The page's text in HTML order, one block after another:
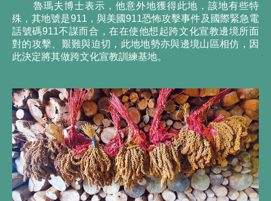
魯瑪夫博士表示，他意外地獲得此地，該地有些特
殊，其地號是911，與美國911恐怖攻擊事件及國際緊急電
話號碼911不謀而合，在在使他想起跨文化宣教邊境所面
對的攻擊、艱難與迫切，此地地勢亦與邊境山區相仿，因
此決定將其做跨文化宣教訓練基地。